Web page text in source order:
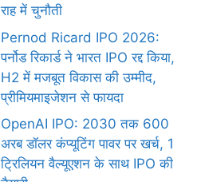
राह में चुनौती
Pernod Ricard IPO 2026:
पर्नोड रिकार्ड ने भारत IPO रद्द किया,
H2 में मजबूत विकास की उम्मीद,
प्रीमियमाइजेशन से फायदा
OpenAI IPO: 2030 तक 600
अरब डॉलर कंप्यूटिंग पावर पर खर्च, 1
ट्रिलियन वैल्यूएशन के साथ IPO की